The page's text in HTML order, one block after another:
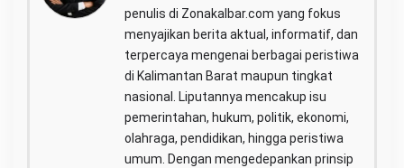
penulis di Zonakalbar.com yang fokus
menyajikan berita aktual, informatif, dan
terpercaya mengenai berbagai peristiwa
di Kalimantan Barat maupun tingkat
nasional. Liputannya mencakup isu
pemerintahan, hukum, politik, ekonomi,
olahraga, pendidikan, hingga peristiwa
umum. Dengan mengedepankan prinsip